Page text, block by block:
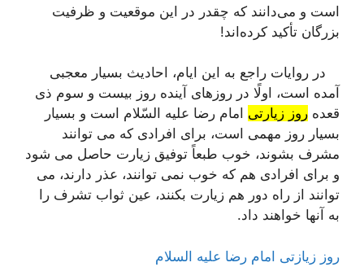
است و می‌دانند كه چقدر در این موقعیت و ظرفیت
بزرگان تأكید كرده‌اند!
در روایات راجع به این ایام، احادیث بسیار معجبی
آمده است، اولًا در روزهای آینده روز بیست و سوم ذی
قعده روز زیارتی امام رضا علیه السّلام است و بسیار
بسیار روز مهمی است، برای افرادی كه می توانند
مشرف بشوند، خوب طبعاً توفیق زیارت حاصل می شود
و برای افرادی هم كه خوب نمی توانند، عذر دارند، می
توانند از راه دور هم زیارت بكنند، عین ثواب تشرف را
به آنها خواهند داد.
روز زیازتی امام رضا علیه السلام